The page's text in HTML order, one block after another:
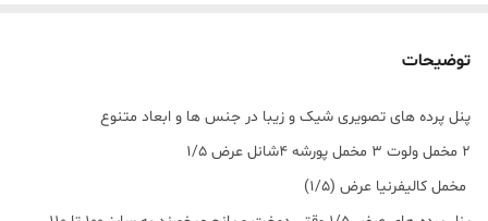
توضیحات
پنل پرده های تصویری شیک و زیبا در جنس ها و ابعاد متنوع
۲ مخمل ولوت ۳ مخمل پورشه 4شانل عرض ۱/۵
مخمل کالیفرنیا عرض (۱/۵)